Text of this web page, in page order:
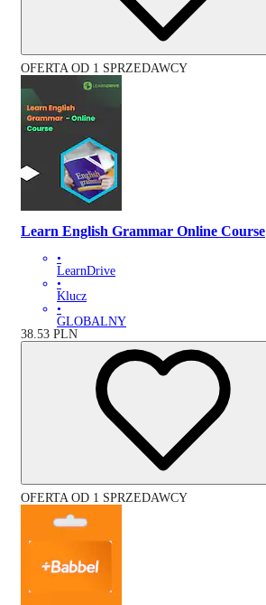
OFERTA OD 1 SPRZEDAWCY
Learn English Grammar Online Course
•
LearnDrive
•
Klucz
•
GLOBALNY
38.53 PLN
OFERTA OD 1 SPRZEDAWCY